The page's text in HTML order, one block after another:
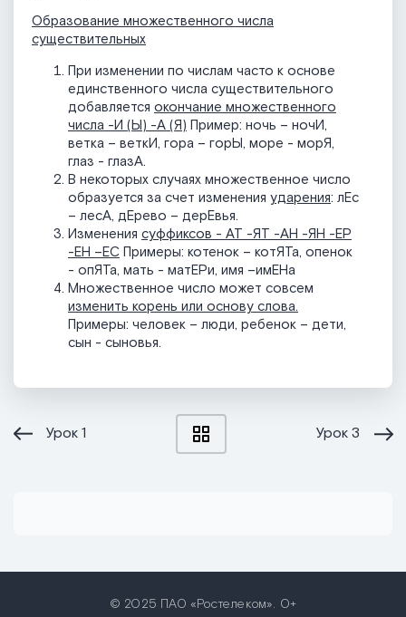
Образование множественного числа
существительных
При изменении по числам часто к основе
единственного числа существительного
добавляется окончание множественного
числа -И (Ы) -А (Я) Пример: ночь – ночИ,
ветка – веткИ, гора – горЫ, море - морЯ,
глаз - глазА.
В некоторых случаях множественное число
образуется за счет изменения ударения: лЕс
– лесА, дЕрево – дерЕвья.
Изменения суффиксов - АТ -ЯТ -АН -ЯН -ЕР
-ЕН –ЕС Примеры: котенок – котЯТа, опенок
- опЯТа, мать - матЕРи, имя –имЕНа
Множественное число может совсем
изменить корень или основу слова.
Примеры: человек – люди, ребенок – дети,
сын - сыновья.
Урок1 Урок3
© 2025 ПАО «Ростелеком». 0+